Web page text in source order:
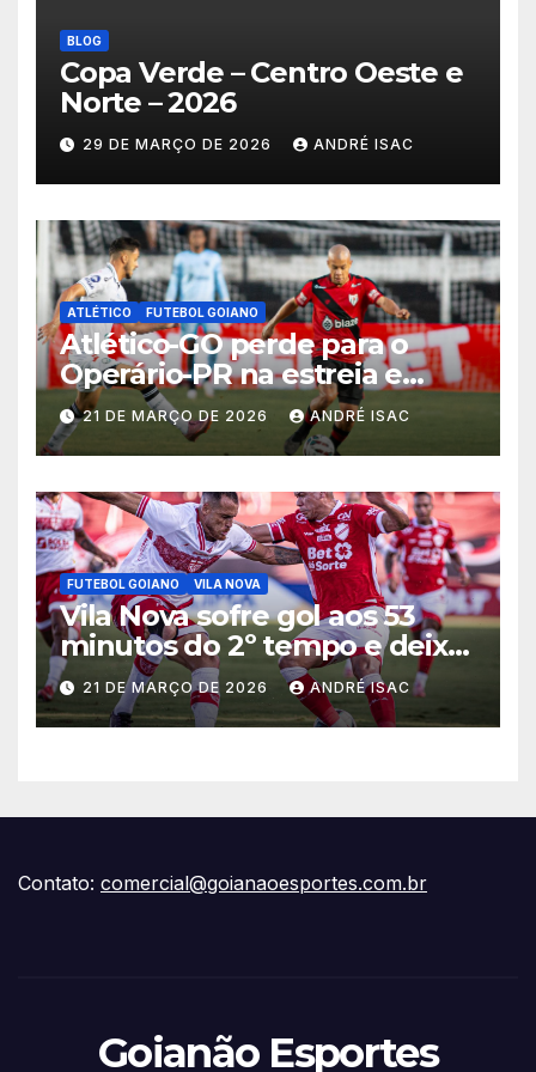
BLOG
Copa Verde – Centro Oeste e
Norte – 2026
29 DE MARÇO DE 2026 ANDRÉ ISAC
ATLÉTICO FUTEBOL GOIANO
Atlético-GO perde para o
Operário-PR na estreia e
começa sob pressão a Série B
2026
21 DE MARÇO DE 2026 ANDRÉ ISAC
FUTEBOL GOIANO VILA NOVA
Vila Nova sofre gol aos 53
minutos do 2º tempo e deixa
vitória escapar na estreia da
Série B
21 DE MARÇO DE 2026 ANDRÉ ISAC
Contato: comercial@goianaoesportes.com.br
Goianão Esportes